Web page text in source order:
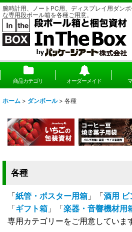
腕時計用、ノートPC用、ディスプレイ用ダン
な専用段ボール箱を各種ご用意。
商品カテゴリ オーダーメイド
ホーム > ダンボール > 各種
各種
「紙管・ポスター用箱 」「酒用 ビ
「ギフト箱 」「楽器・音響機材用
専用カテゴリーをご用意していま